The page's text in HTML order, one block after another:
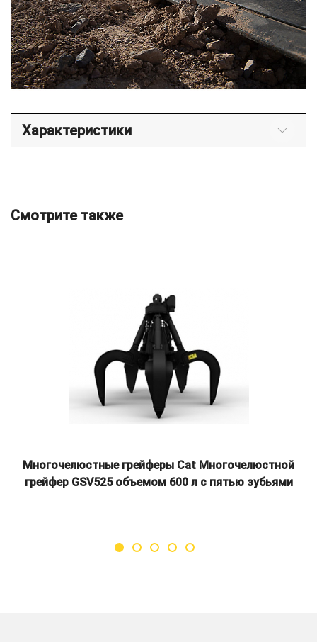
Характеристики
Смотрите также
Многочелюстные грейферы Cat Многочелюстной
грейфер GSV525 объемом 600 л с пятью зубьями